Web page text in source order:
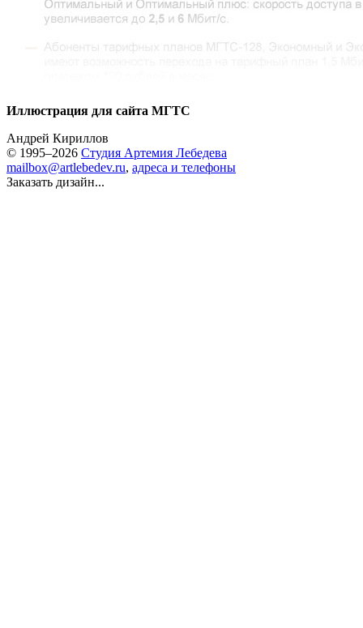
Иллюстрация для сайта МГТС
Андрей Кириллов
© 1995–2026 Студия Артемия Лебедева
mailbox@artlebedev.ru, адреса и телефоны
Заказать дизайн...